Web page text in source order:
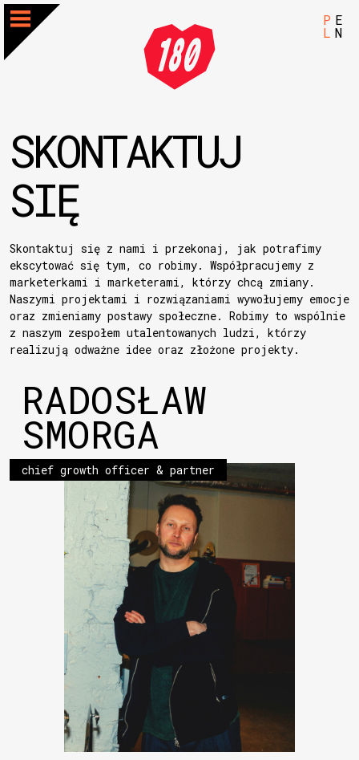
P
L
E
N
SKONTAKTUJ
SIĘ
Skontaktuj się z nami i przekonaj, jak potrafimy
ekscytować się tym, co robimy. Współpracujemy z
marketerkami i marketerami, którzy chcą zmiany.
Naszymi projektami i rozwiązaniami wywołujemy emocje
oraz zmieniamy postawy społeczne. Robimy to wspólnie
z naszym zespołem utalentowanych ludzi, którzy
realizują odważne idee oraz złożone projekty.
RADOSŁAW
SMORGA
chief growth officer & partner